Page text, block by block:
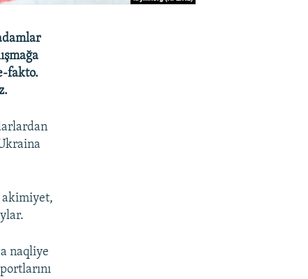
fakto.
akimiyet,
naqliye